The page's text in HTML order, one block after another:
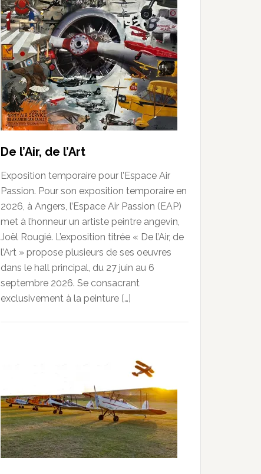
De l’Air, de l’Art
Exposition temporaire pour l’Espace Air
Passion. Pour son exposition temporaire en
2026, à Angers, l’Espace Air Passion (EAP)
met à l’honneur un artiste peintre angevin,
Joël Rougié. L’exposition titrée « De l’Air, de
l’Art » propose plusieurs de ses oeuvres
dans le hall principal, du 27 juin au 6
septembre 2026. Se consacrant
exclusivement à la peinture […]